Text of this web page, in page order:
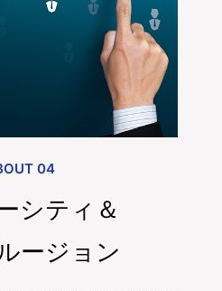
04
シティ＆
ージョン